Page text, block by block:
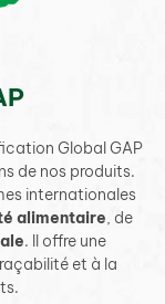
Global GAP
de nos produits.
internationales
alimentaire , de
. Il offre une
et à la